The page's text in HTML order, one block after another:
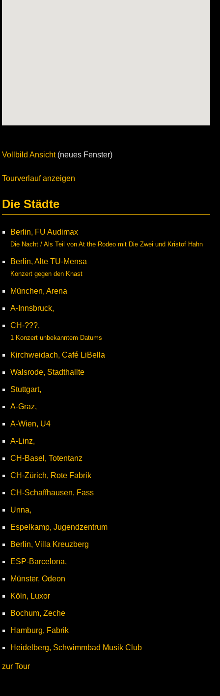
Vollbild Ansicht(neues Fenster)
Tourverlauf anzeigen
Die Städte
Berlin, FU Audimax
Die Nacht / Als Teil von At the Rodeo mit Die Zwei und Kristof Hahn
Berlin, Alte TU-Mensa
Konzert gegen den Knast
München, Arena
A-Innsbruck,
CH-???,
1 Konzert unbekanntem Datums
Kirchweidach, Café LiBella
Walsrode, Stadthallte
Stuttgart,
A-Graz,
A-Wien, U4
A-Linz,
CH-Basel, Totentanz
CH-Zürich, Rote Fabrik
CH-Schaffhausen, Fass
Unna,
Espelkamp, Jugendzentrum
Berlin, Villa Kreuzberg
ESP-Barcelona,
Münster, Odeon
Köln, Luxor
Bochum, Zeche
Hamburg, Fabrik
Heidelberg, Schwimmbad Musik Club
zur Tour